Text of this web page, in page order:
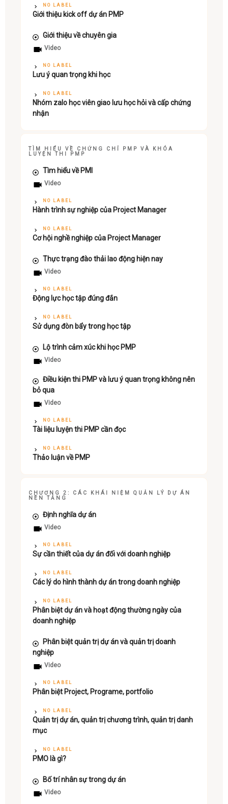
NO LABEL
Giới thiệu kick off dự án PMP
Giới thiệu về chuyên gia
Video
NO LABEL
Lưu ý quan trọng khi học
NO LABEL
Nhóm zalo học viên giao lưu học hỏi và cấp chứng
nhận
TÌM HIỂU VỀ CHỨNG CHỈ PMP VÀ KHÓA
LUYỆN THI PMP
Tìm hiểu về PMI
Video
NO LABEL
Hành trình sự nghiệp của Project Manager
NO LABEL
Cơ hội nghề nghiệp của Project Manager
Thực trạng đào thải lao động hiện nay
Video
NO LABEL
Động lực học tập đúng đắn
NO LABEL
Sử dụng đòn bẩy trong học tập
Lộ trình cảm xúc khi học PMP
Video
Điều kiện thi PMP và lưu ý quan trọng không nên
bỏ qua
Video
NO LABEL
Tài liệu luyện thi PMP cần đọc
NO LABEL
Thảo luận về PMP
CHƯƠNG 2: CÁC KHÁI NIỆM QUẢN LÝ DỰ ÁN
NỀN TẢNG
Định nghĩa dự án
Video
NO LABEL
Sự cần thiết của dự án đối với doanh nghiệp
NO LABEL
Các lý do hình thành dự án trong doanh nghiệp
NO LABEL
Phân biệt dự án và hoạt động thường ngày của
doanh nghiệp
Phân biệt quản trị dự án và quản trị doanh
nghiệp
Video
NO LABEL
Phân biệt Project, Programe, portfolio
NO LABEL
Quản trị dự án, quản trị chương trình, quản trị danh
mục
NO LABEL
PMO là gì?
Bố trí nhân sự trong dự án
Video